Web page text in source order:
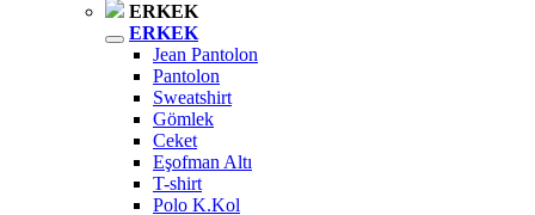
ERKEK
ERKEK
Jean Pantolon
Pantolon
Sweatshirt
Gömlek
Ceket
Eşofman Altı
T-shirt
Polo K.Kol